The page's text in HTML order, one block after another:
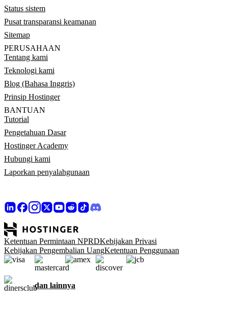
Status sistem
Pusat transparansi keamanan
Sitemap
PERUSAHAAN
Tentang kami
Teknologi kami
Blog (Bahasa Inggris)
Prinsip Hostinger
BANTUAN
Tutorial
Pengetahuan Dasar
Hostinger Academy
Hubungi kami
Laporkan penyalahgunaan
Ketentuan Permintaan NPRDKebijakan Privasi
Kebijakan Pengembalian UangKetentuan Penggunaan
dan lainnya